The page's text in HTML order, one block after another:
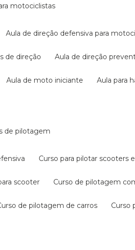
motociclistas
aula de direção defensiva para
de direção aula de direção
aula de moto iniciante aula para
de pilotagem
curso para pilotar scooters
scooter curso de pilotagem
curso de pilotagem de carros